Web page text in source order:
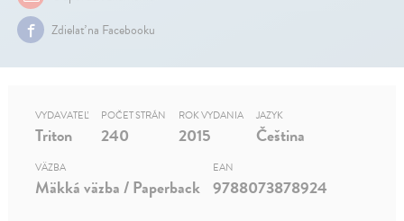
Zdielať na Facebooku
VYDAVATEĽ
Triton
POČET STRÁN
240
ROK VYDANIA
2015
JAZYK
Čeština
VÄZBA
Mäkká väzba / Paperback
EAN
9788073878924